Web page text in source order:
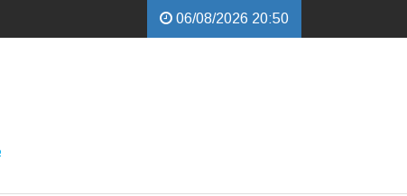
garante instalação de Comissão Especial para avaliar a PEC
06/08/2026 20:50